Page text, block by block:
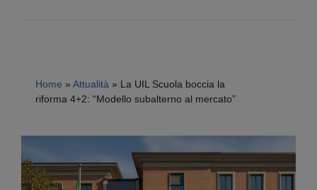
Home » Attualità » La UIL Scuola boccia la
riforma 4+2: “Modello subalterno al mercato”